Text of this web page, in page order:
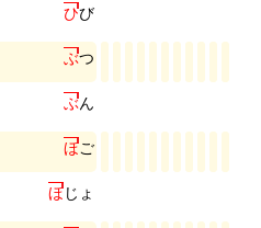
ひび
ぶつ
ぶん
ほご
ほじ ょ